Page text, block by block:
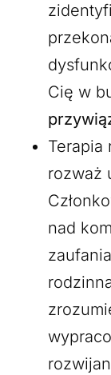
Cię w
Terapia
rozważ
nad